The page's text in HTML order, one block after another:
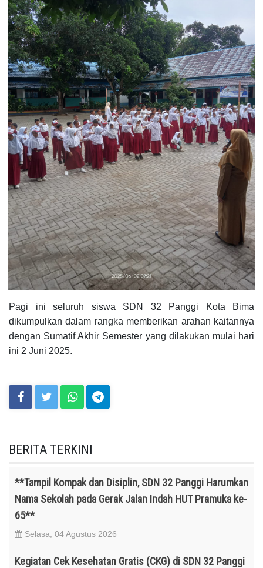
Pagi ini seluruh siswa SDN 32 Panggi Kota Bima
dikumpulkan dalam rangka memberikan arahan kaitannya
dengan Sumatif Akhir Semester yang dilakukan mulai hari
ini 2 Juni 2025.
BERITA TERKINI
**Tampil Kompak dan Disiplin, SDN 32 Panggi Harumkan
Nama Sekolah pada Gerak Jalan Indah HUT Pramuka ke-
65**
Selasa, 04 Agustus 2026
Kegiatan Cek Kesehatan Gratis (CKG) di SDN 32 Panggi